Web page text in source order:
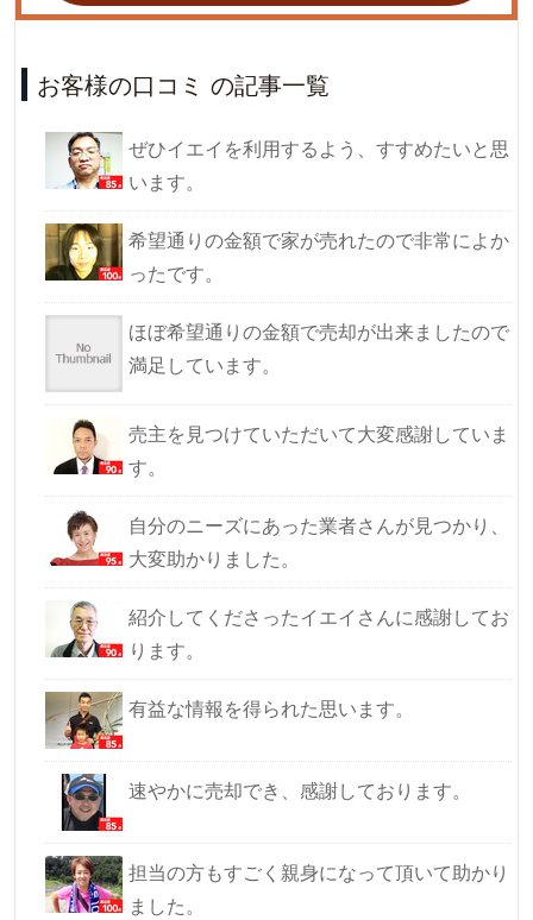
お客様の口コミ の記事一覧
ぜひイエイを利用するよう、すすめたいと思
います。
希望通りの金額で家が売れたので非常によか
ったです。
ほぼ希望通りの金額で売却が出来ましたので
満足しています。
売主を見つけていただいて大変感謝していま
す。
自分のニーズにあった業者さんが見つかり、
大変助かりました。
紹介してくださったイエイさんに感謝してお
ります。
有益な情報を得られた思います。
速やかに売却でき、感謝しております。
担当の方もすごく親身になって頂いて助かり
ました。